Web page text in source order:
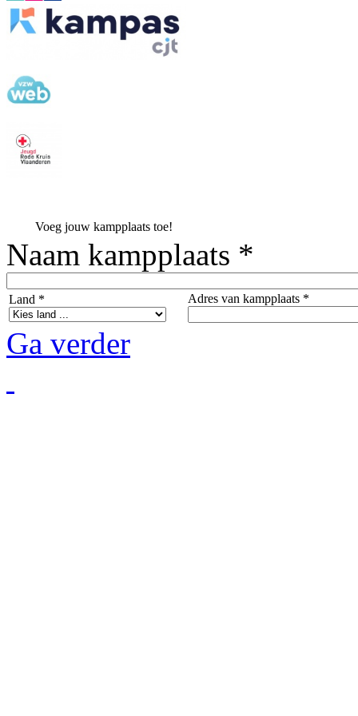
Voeg jouw kampplaats toe!
Naam kampplaats *
Land * Adres van kampplaats *
Ga verder